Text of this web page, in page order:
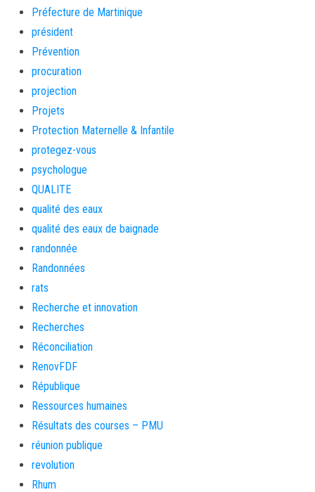
Préfecture de Martinique
président
Prévention
procuration
projection
Projets
Protection Maternelle & Infantile
protegez-vous
psychologue
QUALITE
qualité des eaux
qualité des eaux de baignade
randonnée
Randonnées
rats
Recherche et innovation
Recherches
Réconciliation
RenovFDF
République
Ressources humaines
Résultats des courses – PMU
réunion publique
revolution
Rhum